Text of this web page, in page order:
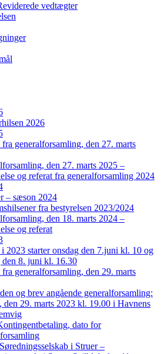
vedtægter
2026
fra generalforsamling, den 27. marts
den 27. marts 2025 –
og referat fra generalforsamling 2024
– sæson 2024
fra bestyrelsen 2023/2024
den 18. marts 2024 –
og referat
i 2023 starter onsdag den 7.juni kl. 10 og
den 8. juni kl. 16.30
fra generalforsamling, den 29. marts
og brev angående generalforsamling:
den 29. marts 2023 kl. 19.00 i Havnens
dato for
i Struer –